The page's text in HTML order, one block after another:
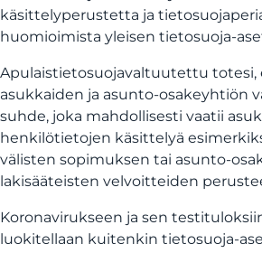
käsittelyperustetta ja
huomioimista yleisen tietosuoja-
Apulaistietosuojavaltuutettu totesi,
asukkaiden ja asunto-osakeyhtiön
suhde, joka mahdollisesti vaatii
henkilötietojen käsittelyä
välisten sopimuksen tai asunto-
lakisääteisten velvoitteiden
Koronavirukseen ja sen
luokitellaan kuitenkin tietosuoja-